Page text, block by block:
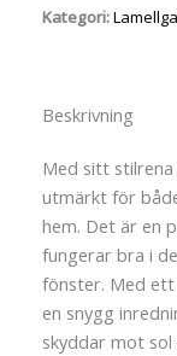
Kategori:
Beskrivning
Med sitt
utmärkt för
hem. Det är en
fungerar bra i
fönster. Med
en snygg
skyddar mot sol